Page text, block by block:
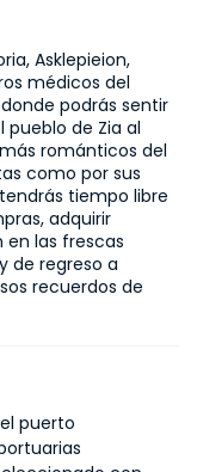
Asklepieion,
médicos del
podrás sentir
pueblo de Zia al
románticos del
como por sus
tiempo libre
adquirir
las frescas
de regreso a
recuerdos de
puerto